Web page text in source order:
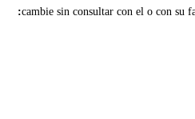
cambie sin consultar con el o con su